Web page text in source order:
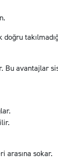
avantajlar
arasına sokar.